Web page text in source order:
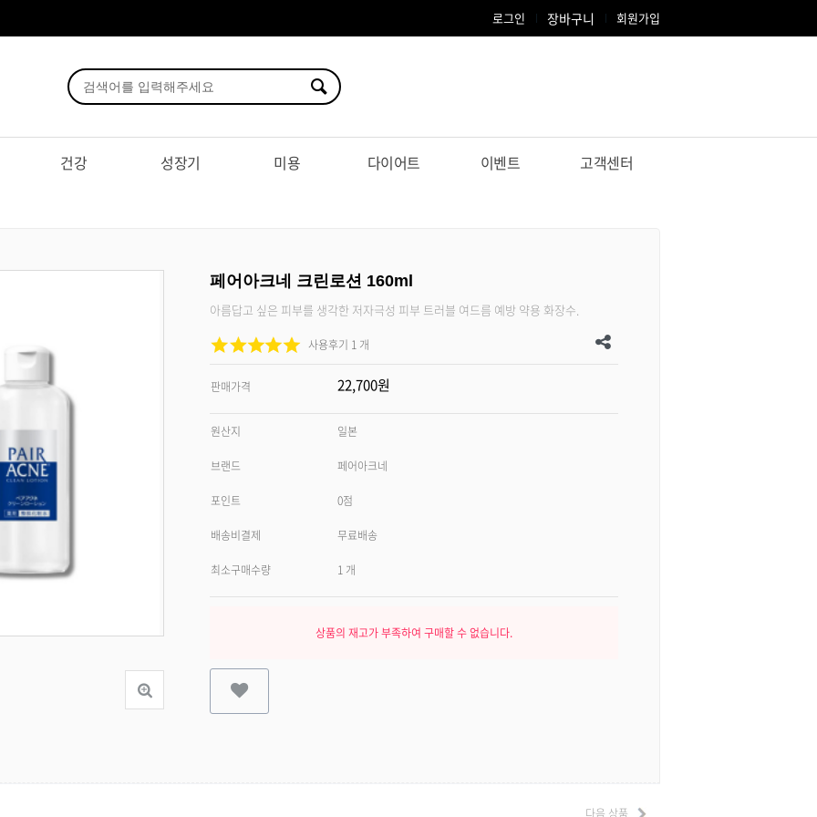
로그인 장바구니 회원가입
건강 성장기 미용 다이어트 이벤트 고객센터
페어아크네 크린로션 160ml
아름답고 싶은 피부를 생각한 저자극성 피부 트러블 여드름 예방 약용 화장수.
사용후기 1 개
판매가격 22,700원
원산지 일본
브랜드 페어아크네
포인트 0점
배송비결제 무료배송
최소구매수량 1 개
상품의 재고가 부족하여 구매할 수 없습니다.
다음 상품